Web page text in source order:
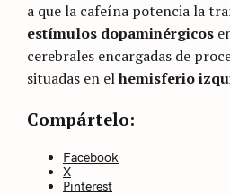
a que la cafeína potencia la
estímulos dopaminérgicos
cerebrales encargadas de
situadas en elhemisferio
CategoriesSin
Compártelo:
Facebook
X
Pinterest